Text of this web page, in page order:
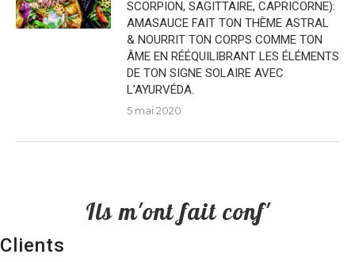
SCORPION, SAGITTAIRE, CAPRICORNE):
AMASAUCE FAIT TON THÈME ASTRAL
& NOURRIT TON CORPS COMME TON
ÂME EN RÉÉQUILIBRANT LES ÉLÉMENTS
DE TON SIGNE SOLAIRE AVEC
L’AYURVÉDA.
5 mai 2020
Ils m'ont fait conf'
Clients